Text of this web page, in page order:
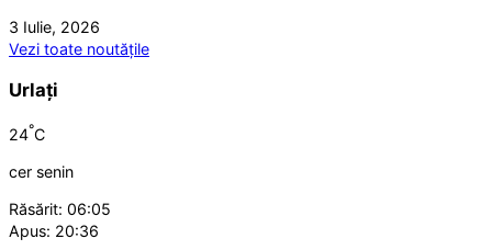
3 Iulie, 2026
Vezi toate noutățile
Urlați
24°C
cer senin
Răsărit: 06:05
Apus: 20:36